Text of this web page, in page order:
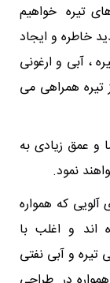
تیره خواهیم
خاطره و ایجاد
، آبی و ارغونی
تیره همراهی می
و عمق زیادی به
نمود.
که همواره
اند و اغلب با
و آبی نفتی